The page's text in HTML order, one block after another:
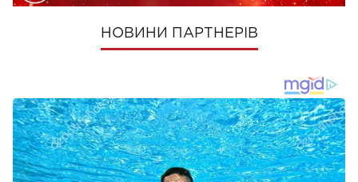
НОВИНИ ПАРТНЕРІВ